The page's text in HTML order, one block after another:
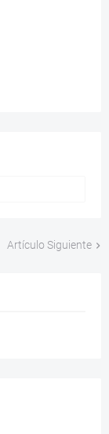
Artículo Siguiente